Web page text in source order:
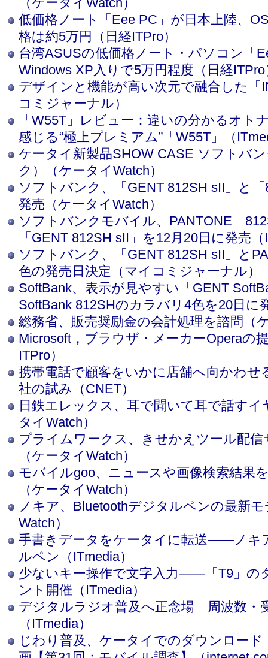
低価格ノート「Eee PC」が日本上陸、
格は約5万円（日経ITPro）
台湾ASUSの低価格ノート・パソコン「
Windows XP入りで5万円程度（日経ITPro
デザインと機能が高い次元で融合した「
コミジャーナル）
「W55T」レビュー：違いの分かるオト
感じる“極上プレミアム”「W55T」（
ケータイ新製品SHOW CASE ソフトバ
ク）（ケータイWatch）
ソフトバンク、「GENT 812SH sII」と
発売（ケータイWatch）
ソフトバンクモバイル、PANTONE「
「GENT 812SH sII」を12月20日に発売
ソフトバンク、「GENT 812SH sII」と
色の発売日決定（マイコミジャーナル）
SoftBank、表示が見やすい「GENT
SoftBank 812SHのカラバリ4色を20日に
総務省、販売奨励金の会計処理を諮問（
Microsoft，ブラウザ・メーカーOperaの
ITPro）
携帯電話で顧客をいかに店舗へ向かわせ
社の試み（CNET）
日鉄エレックス、耳で聞いて耳で話す
タイWatch）
プライムワークス、きせかえツール配
（ケータイWatch）
モバイルgoo、ニュースや画像検索結果
（ケータイWatch）
ノキア、Bluetoothデジタルペンの最新
Watch）
手書きデータをケータイに転送――ノキ
ルペン（ITmedia）
少ないキー操作で文字入力――「T9」の
ント開催（ITmedia）
デジタルラジオ普及へ正念場 周波数・
（ITmedia）
じわり普及、ケータイでのダウンロー